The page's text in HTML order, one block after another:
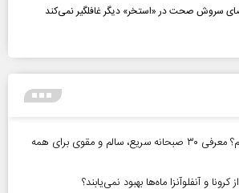
سروش صحت در «استخر» دیگر غافلگیر نمی‌کند
صبحانه چی درست کنم؟ معرفی ۳۰ صبحانه سریع، سالم و مقوی برای همه
و آنفلوآنزا ماه‌ها بهبود نمی‌یابند؟